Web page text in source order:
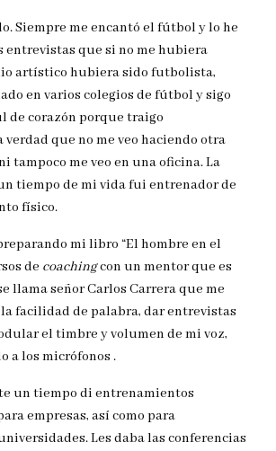
Siempre me encantó el fútbol y lo he
entrevistas que si no me hubiera
artístico hubiera sido futbolista,
en varios colegios de fútbol y sigo
de corazón porque traigo
verdad que no me veo haciendo otra
tampoco me veo en una oficina. La
tiempo de mi vida fui entrenador de
físico.
mi libro “El hombre en el
de coachingcon un mentor que es
llama señor Carlos Carrera que me
facilidad de palabra, dar entrevistas
el timbre y volumen de mi voz,
a los micrófonos .
un tiempo di entrenamientos
empresas, así como para
Les daba las conferencias